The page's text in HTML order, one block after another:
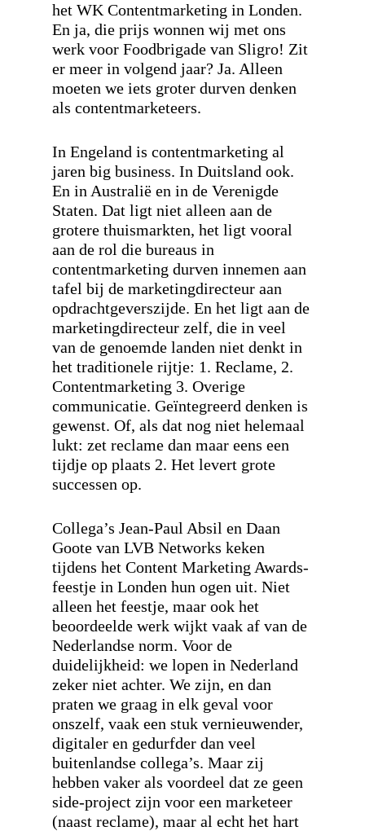
het WK Contentmarketing in Londen.
En ja, die prijs wonnen wij met ons
werk voor Foodbrigade van Sligro! Zit
er meer in volgend jaar? Ja. Alleen
moeten we iets groter durven denken
als contentmarketeers.
In Engeland is contentmarketing al
jaren big business. In Duitsland ook.
En in Australië en in de Verenigde
Staten. Dat ligt niet alleen aan de
grotere thuismarkten, het ligt vooral
aan de rol die bureaus in
contentmarketing durven innemen aan
tafel bij de marketingdirecteur aan
opdrachtgeverszijde. En het ligt aan de
marketingdirecteur zelf, die in veel
van de genoemde landen niet denkt in
het traditionele rijtje: 1. Reclame, 2.
Contentmarketing 3. Overige
communicatie. Geïntegreerd denken is
gewenst. Of, als dat nog niet helemaal
lukt: zet reclame dan maar eens een
tijdje op plaats 2. Het levert grote
successen op.
Collega’s Jean-Paul Absil en Daan
Goote van LVB Networks keken
tijdens het Content Marketing Awards-
feestje in Londen hun ogen uit. Niet
alleen het feestje, maar ook het
beoordeelde werk wijkt vaak af van de
Nederlandse norm. Voor de
duidelijkheid: we lopen in Nederland
zeker niet achter. We zijn, en dan
praten we graag in elk geval voor
onszelf, vaak een stuk vernieuwender,
digitaler en gedurfder dan veel
buitenlandse collega’s. Maar zij
hebben vaker als voordeel dat ze geen
side-project zijn voor een marketeer
(naast reclame), maar al echt het hart